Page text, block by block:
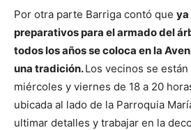
Por otra parte Barriga contó que ya
preparativos para el armado del
todos los años se coloca en la
una tradición.Los vecinos se
miércoles y viernes de 18 a 20
ubicada al lado de la Parroquia
ultimar detalles y trabajar en la